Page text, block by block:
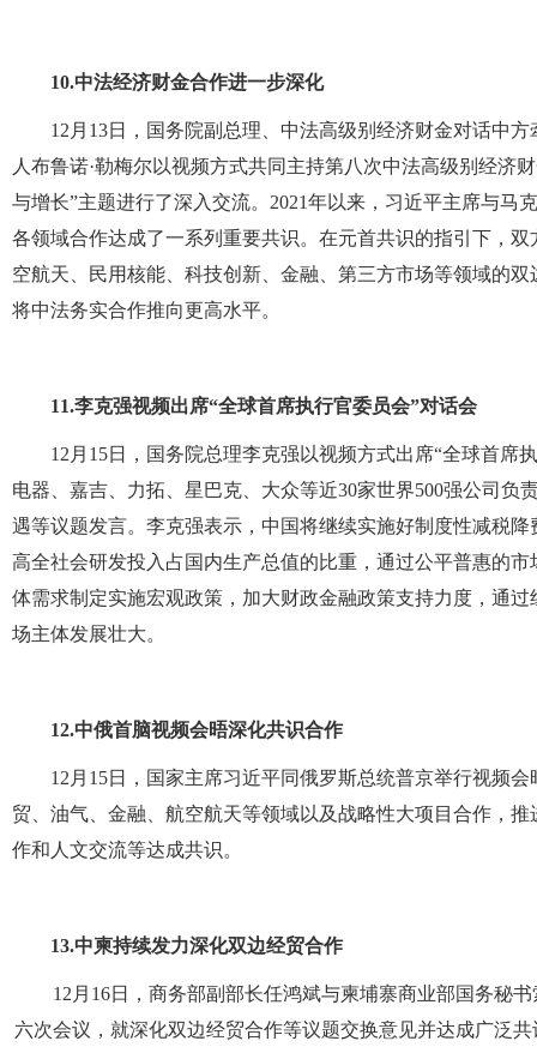
10.中法经济财金合作进一步深化
12月13日，国务院副总理、中法高级别经济财金对话中
人布鲁诺·勒梅尔以视频方式共同主持第八次中法高级别经济
与增长”主题进行了深入交流。2021年以来，习近平主席与
各领域合作达成了一系列重要共识。在元首共识的指引下，
空航天、民用核能、科技创新、金融、第三方市场等领域的
将中法务实合作推向更高水平。
11.李克强视频出席“全球首席执行官委员会”对话会
12月15日，国务院总理李克强以视频方式出席“全球首
电器、嘉吉、力拓、星巴克、大众等近30家世界500强公司
遇等议题发言。李克强表示，中国将继续实施好制度性减税
高全社会研发投入占国内生产总值的比重，通过公平普惠的
体需求制定实施宏观政策，加大财政金融政策支持力度，通
场主体发展壮大。
12.中俄首脑视频会晤深化共识合作
12月15日，国家主席习近平同俄罗斯总统普京举行视频
贸、油气、金融、航空航天等领域以及战略性大项目合作，
作和人文交流等达成共识。
13.中柬持续发力深化双边经贸合作
12月16日，商务部副部长任鸿斌与柬埔寨商业部国务秘
六次会议，就深化双边经贸合作等议题交换意见并达成广泛